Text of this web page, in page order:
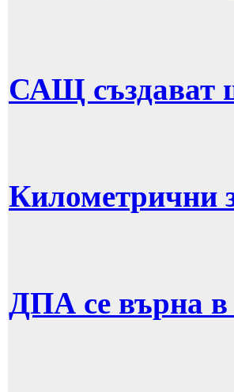
САЩ създават
Километрични
ДПА се върна в